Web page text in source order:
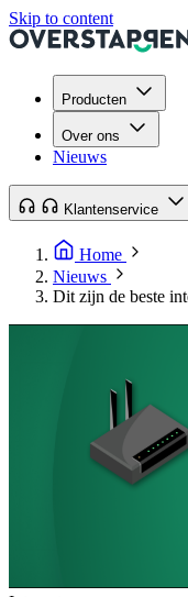
Skip to content
Producten
Over ons
Nieuws
Klantenservice
Home
Nieuws
Dit zijn de beste